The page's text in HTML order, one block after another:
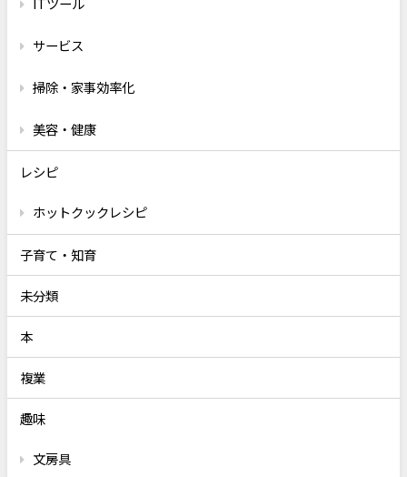
サービス
掃除・家事効率化
美容・健康
レシピ
ホットクックレシピ
子育て・知育
未分類
本
複業
趣味
文房具